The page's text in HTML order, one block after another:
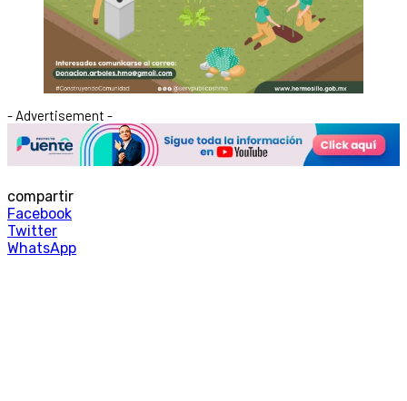
- Advertisement -
compartir
Facebook
Twitter
WhatsApp